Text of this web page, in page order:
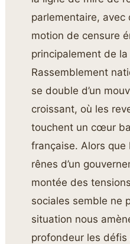
parlementaire, avec
motion de censure
principalement de
Rassemblement
se double d’un
croissant, où les
touchent un cœur
française. Alors que
rênes d’un
montée des
sociales semble ne
situation nous
profondeur les